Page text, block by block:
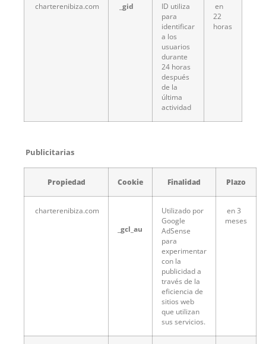
charterenibiza.com _gid
ID utiliza
para
identificar
a los
usuarios
durante
24 horas
después
de la
última
actividad
en
22
horas
Publicitarias
Propiedad Cookie Finalidad Plazo
charterenibiza.com
_gcl_au
Utilizado por
Google
AdSense
para
experimentar
con la
publicidad a
través de la
eficiencia de
sitios web
que utilizan
sus servicios.
en 3
meses